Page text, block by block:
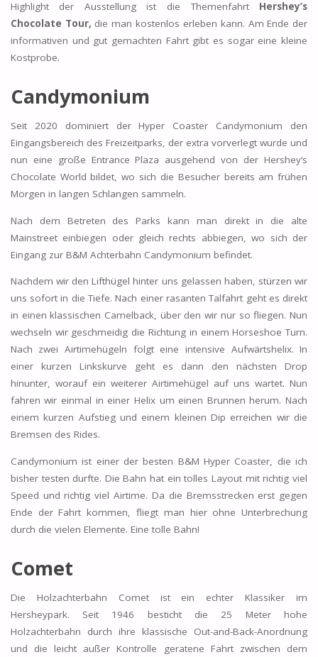
Highlight der Ausstellung ist die Themenfahrt Hershey’s
Chocolate Tour, die man kostenlos erleben kann. Am Ende der
informativen und gut gemachten Fahrt gibt es sogar eine kleine
Kostprobe.
Candymonium
Seit 2020 dominiert der Hyper Coaster Candymonium den
Eingangsbereich des Freizeitparks, der extra vorverlegt wurde und
nun eine große Entrance Plaza ausgehend von der Hershey‘s
Chocolate World bildet, wo sich die Besucher bereits am frühen
Morgen in langen Schlangen sammeln.
Nach dem Betreten des Parks kann man direkt in die alte
Mainstreet einbiegen oder gleich rechts abbiegen, wo sich der
Eingang zur B&M Achterbahn Candymonium befindet.
Nachdem wir den Lifthügel hinter uns gelassen haben, stürzen wir
uns sofort in die Tiefe. Nach einer rasanten Talfahrt geht es direkt
in einen klassischen Camelback, über den wir nur so fliegen. Nun
wechseln wir geschmeidig die Richtung in einem Horseshoe Turn.
Nach zwei Airtimehügeln folgt eine intensive Aufwärtshelix. In
einer kurzen Linkskurve geht es dann den nächsten Drop
hinunter, worauf ein weiterer Airtimehügel auf uns wartet. Nun
fahren wir einmal in einer Helix um einen Brunnen herum. Nach
einem kurzen Aufstieg und einem kleinen Dip erreichen wir die
Bremsen des Rides.
Candymonium ist einer der besten B&M Hyper Coaster, die ich
bisher testen durfte. Die Bahn hat ein tolles Layout mit richtig viel
Speed und richtig viel Airtime. Da die Bremsstrecken erst gegen
Ende der Fahrt kommen, fliegt man hier ohne Unterbrechung
durch die vielen Elemente. Eine tolle Bahn!
Comet
Die Holzachterbahn Comet ist ein echter Klassiker im
Hersheypark. Seit 1946 besticht die 25 Meter hohe
Holzachterbahn durch ihre klassische Out-and-Back-Anordnung
und die leicht außer Kontrolle geratene Fahrt zwischen dem